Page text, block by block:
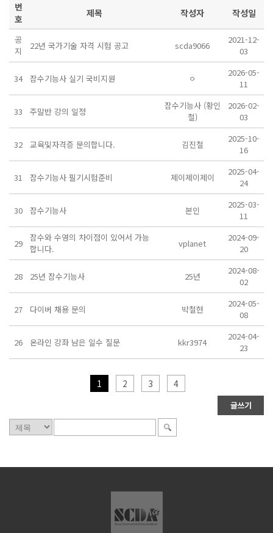
번
호
제목 작성자 작성일
공
지
22년 국가기술 자격 시험 공고 scda9066
2021-12-
03
34 잠수기능사 실기 국비지원 ㅇ
2026-05-
11
33 주말반 강의 일정
잠수기능사 (황인
철)
2026-02-
03
32 교육및자격증 문의합니다. 김진철
2025-10-
16
31 잠수기능사 필기시험준비 제이제이제이
2025-04-
24
30 잠수기능사 본인
2025-03-
11
29
잠수와 수영의 차이점이 있어서 가능
합니다.
vplanet
2024-09-
20
28 25년 잠수기능사 25년
2024-08-
02
27 다이버 채용 문의 박철현
2024-05-
08
26 온라인 강좌 남은 일수 질문 kkr3974
2024-04-
23
1 2 3 4